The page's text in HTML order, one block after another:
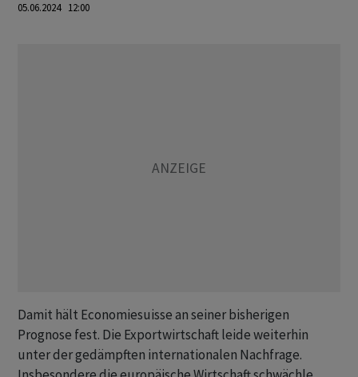
05.06.2024 12:00
Damit hält Economiesuisse an seiner bisherigen
Prognose fest. Die Exportwirtschaft leide weiterhin
unter der gedämpften internationalen Nachfrage.